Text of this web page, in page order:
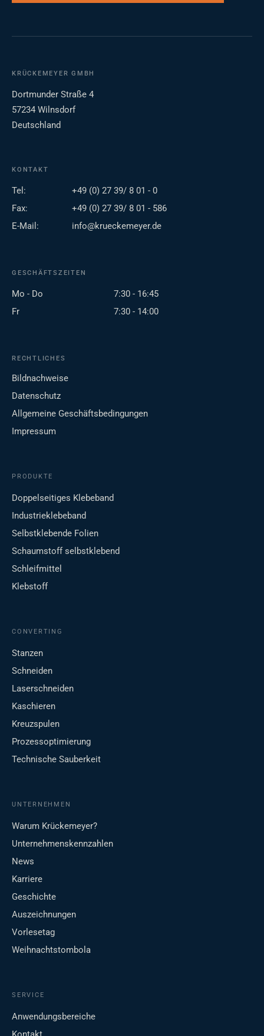
KRÜCKEMEYER GMBH
Dortmunder Straße 4
57234 Wilnsdorf
Deutschland
KONTAKT
Tel:
+49 (0) 27 39/ 8 01 - 0
Fax:
+49 (0) 27 39/ 8 01 - 586
E-Mail:
info@krueckemeyer.de
GESCHÄFTSZEITEN
Mo - Do
7:30 - 16:45
Fr
7:30 - 14:00
RECHTLICHES
Bildnachweise
Datenschutz
Allgemeine Geschäftsbedingungen
Impressum
PRODUKTE
Doppelseitiges Klebeband
Industrieklebeband
Selbstklebende Folien
Schaumstoff selbstklebend
Schleifmittel
Klebstoff
CONVERTING
Stanzen
Schneiden
Laserschneiden
Kaschieren
Kreuzspulen
Prozessoptimierung
Technische Sauberkeit
UNTERNEHMEN
Warum Krückemeyer?
Unternehmenskennzahlen
News
Karriere
Geschichte
Auszeichnungen
Vorlesetag
Weihnachtstombola
SERVICE
Anwendungsbereiche